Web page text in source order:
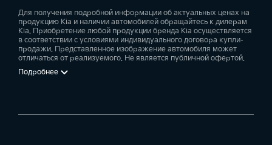
Москве предоставит возможность приобрести
транспортное средство любой модели, в любой
комплектации и варианте исполнения кузова.
Покупка может быть совершена на условиях
рассрочки, лизинга, Trade-in. До оформления
Для получения подробной информации об актуальных ценах на
продукцию Kia и наличии автомобилей обращайтесь к дилерам
Kia. Приобретение любой продукции бренда Kia осуществляется
в соответствии с условиями индивидуального договора купли-
продажи. Представленное изображение автомобиля может
отличаться от реализуемого. Не является публичной офертой.
Подробнее